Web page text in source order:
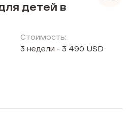
детей в
Стоимость:
3 недели - 3 490 USD